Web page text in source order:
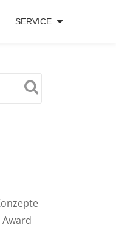
SERVICE